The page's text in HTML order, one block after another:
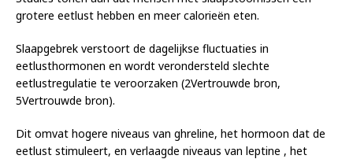
grotere eetlust hebben en meer calorieën eten.
Slaapgebrek verstoort de dagelijkse fluctuaties in
eetlusthormonen en wordt verondersteld slechte
eetlustregulatie te veroorzaken (2Vertrouwde bron,
5Vertrouwde bron).
Dit omvat hogere niveaus van ghreline, het hormoon dat de
eetlust stimuleert, en verlaagde niveaus van leptine , het